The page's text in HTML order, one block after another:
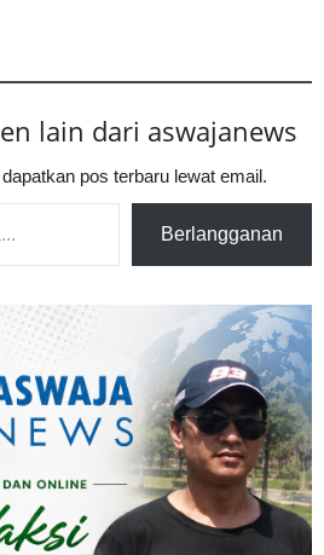
lain dari aswajanews
pos terbaru lewat email.
Berlangganan